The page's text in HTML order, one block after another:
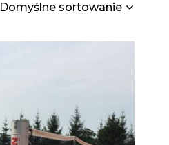
Domyślne sortowanie